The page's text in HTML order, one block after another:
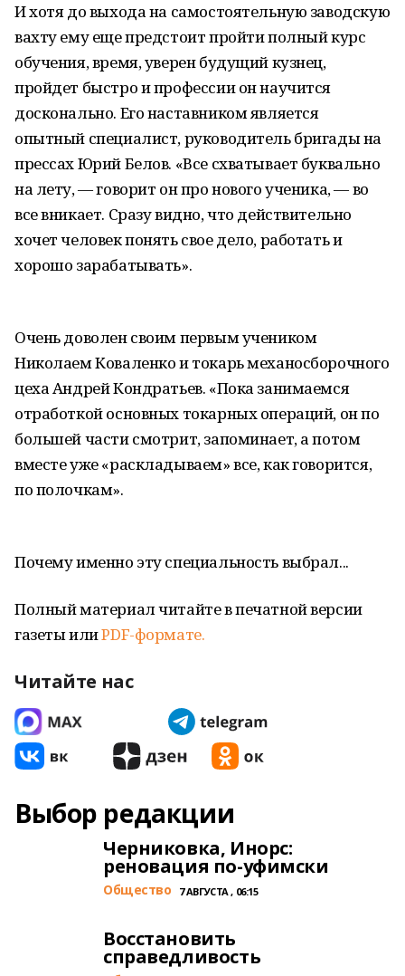
И хотя до выхода на самостоятельную заводскую
вахту ему еще предстоит пройти полный курс
обучения, время, уверен будущий кузнец,
пройдет быстро и профессии он научится
досконально. Его наставником является
опытный специалист, руководитель бригады на
прессах Юрий Белов. «Все схватывает буквально
на лету, — говорит он про нового ученика, — во
все вникает. Сразу видно, что действительно
хочет человек понять свое дело, работать и
хорошо зарабатывать».
Очень доволен своим первым учеником
Николаем Коваленко и токарь механосборочного
цеха Андрей Кондратьев. «Пока занимаемся
отработкой основных токарных операций, он по
большей части смотрит, запоминает, а потом
вместе уже «раскладываем» все, как говорится,
по полочкам».
Почему именно эту специальность выбрал...
Полный материал читайте в печатной версии
газеты илиPDF-формате.
Читайте нас
Выбор редакции
Черниковка, Инорс:
реновация по-уфимски
Общество 7 АВГУСТА , 06:15
Восстановить
справедливость